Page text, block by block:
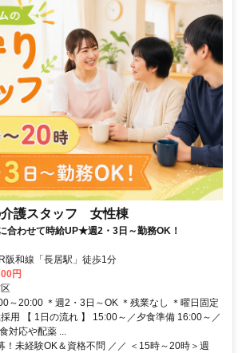
介護スタッフ 女性棟
合わせて時給UP★週2・3日～勤務OK！
阪和線「長居駅」徒歩1分
円
～20:00 ＊週2・3日～OK ＊残業なし ＊曜日固定
用 【 1日の流れ 】 15:00～／夕食準備 16:00～／
対応や配薬 ...
！未経験OK＆資格不問 ／／ ＜15時～20時＞週